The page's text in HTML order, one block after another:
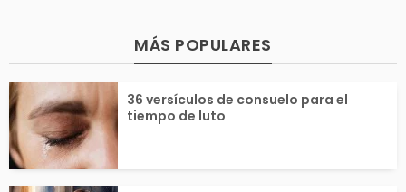
recibido dones o cap
para contrib
en esta vida sirvie
a...
ien sufría y
limentarse de
as...
MÁS POPULARES
36 versículos de consuelo para el
tiempo de luto